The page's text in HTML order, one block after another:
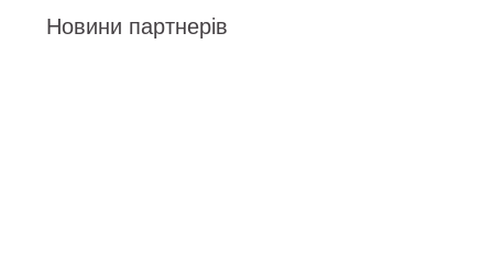
Новини партнерів